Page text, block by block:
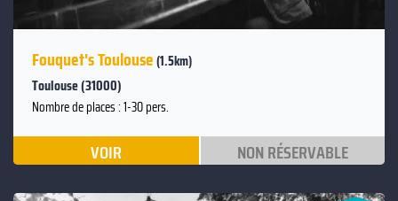
Fouquet's Toulouse(1.5km)
Toulouse (31000)
Nombre de places : 1-30 pers.
VOIR NON RÉSERVABLE